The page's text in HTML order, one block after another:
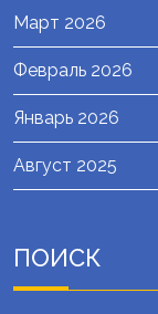
Март 2026
Февраль 2026
Январь 2026
Август 2025
ПОИСК